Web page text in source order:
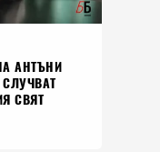
АНТЪНИ
СВЯТ